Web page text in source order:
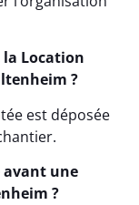
la Location
?
est déposée
avant une
?